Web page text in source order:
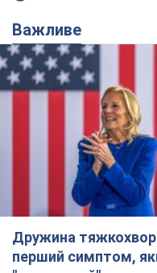
Дружина
перший симптом,
"агресивний" рак
Спершу лікарі не надали
12,7 т.
Її вбила Росія:
дівчинка, поранена
російської атаки
Того дня під час
її брат, вітчим та бабуся
9 часов назад